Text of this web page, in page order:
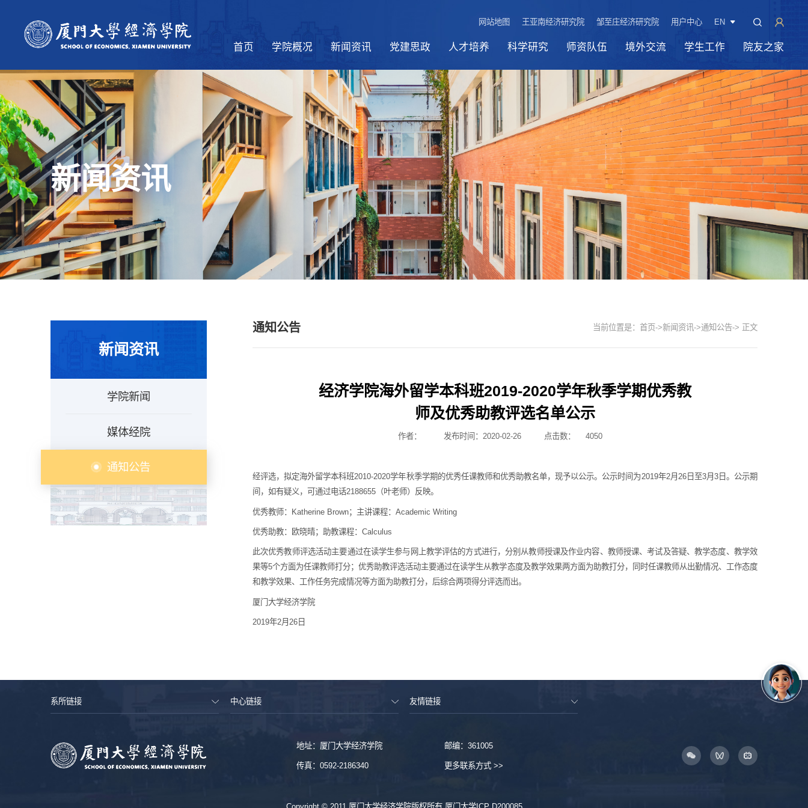
网站地图 王亚南经济研究院 邹至庄经济研究院 用户中心 EN
首页 学院概况 新闻资讯 党建思政 人才培养 科学研究 师资队伍 境外交流 学生工作 院友之家
新闻资讯
新闻资讯
学院新闻
媒体经院
通知公告
通知公告 当前位置是： 首页->新闻资讯->通知公告-> 正文
经济学院海外留学本科班2019-2020学年秋季学期优秀教
师及优秀助教评选名单公示
作者： 发布时间：2020-02-26 点击数： 4050
经评选，拟定海外留学本科班2010-2020学年秋季学期的优秀任课教师和优秀助教名单，现予以公示。公示时间为2019年2月26日至3月3日。公示期
间，如有疑义，可通过电话2188655（叶老师）反映。
优秀教师：Katherine Brown；主讲课程：Academic Writing
优秀助教：欧晓晴；助教课程：Calculus
此次优秀教师评选活动主要通过在读学生参与网上教学评估的方式进行，分别从教师授课及作业内容、教师授课、考试及答疑、教学态度、教学效
果等5个方面为任课教师打分；优秀助教评选活动主要通过在读学生从教学态度及教学效果两方面为助教打分，同时任课教师从出勤情况、工作态度
和教学效果、工作任务完成情况等方面为助教打分，后综合两项得分评选而出。
厦门大学经济学院
2019年2月26日
系所链接 中心链接 友情链接
地址：厦门大学经济学院 邮编：361005
传真：0592-2186340 更多联系方式 >>